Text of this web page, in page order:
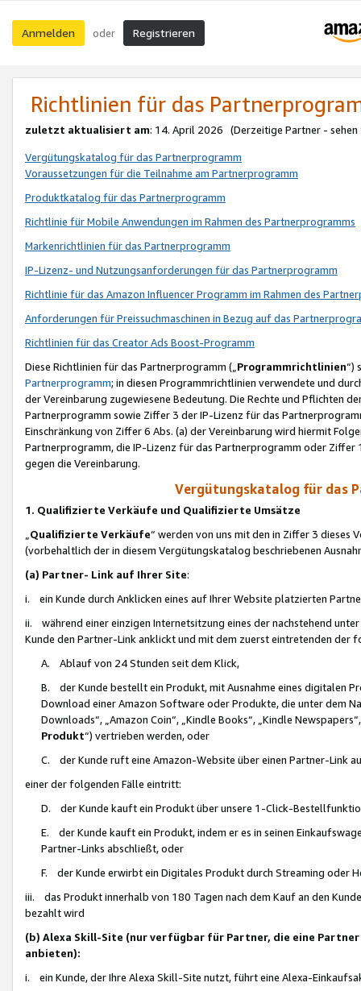
Anmelden oder Registrieren
Richtlinien für das
zuletzt aktualisiert am: 14. April 2026 (Derzeitige Partner - sehen
Vergütungskatalog für das Partnerprogramm
Voraussetzungen für die Teilnahme am Partnerprogramm
Produktkatalog für das Partnerprogramm
Richtlinie für Mobile Anwendungen im Rahmen des Partnerprogramms
Markenrichtlinien für das Partnerprogramm
IP-Lizenz- und Nutzungsanforderungen für das Partnerprogramm
Richtlinie für das Amazon Influencer Programm im Rahmen des
Anforderungen für Preissuchmaschinen in Bezug auf das
Richtlinien für das Creator Ads Boost-Programm
Diese Richtlinien für das Partnerprogramm („Programmrichtlinien“)
Partnerprogramm; in diesen Programmrichtlinien verwendete und
der Vereinbarung zugewiesene Bedeutung. Die Rechte und Pflichten
Partnerprogramm sowie Ziffer 3 der IP-Lizenz für das
Einschränkung von Ziffer 6 Abs. (a) der Vereinbarung wird hiermit
Partnerprogramm, die IP-Lizenz für das Partnerprogramm oder
gegen die Vereinbarung.
Vergütungskatalog für das
1. Qualifizierte Verkäufe und Qualifizierte Umsätze
Qualifizierte Verkäufe“ werden von uns mit den in Ziffer 3
(vorbehaltlich der in diesem Vergütungskatalog beschriebenen
(a) Partner- Link auf Ihrer Site:
i. ein Kunde durch Anklicken eines auf Ihrer Website platzierten
ii. während einer einzigen Internetsitzung eines der nachstehend
Kunde den Partner-Link anklickt und mit dem zuerst eintretenden der
A. Ablauf von 24 Stunden seit dem Klick,
B. der Kunde bestellt ein Produkt, mit Ausnahme eines digitalen
Download einer Amazon Software oder Produkte, die unter dem
Downloads“, „Amazon Coin“, „Kindle Books“, „Kindle
Produkt“) vertrieben werden, oder
C. der Kunde ruft eine Amazon-Website über einen Partner-Link
einer der folgenden Fälle eintritt:
D. der Kunde kauft ein Produkt über unsere 1-Click-
E. der Kunde kauft ein Produkt, indem er es in seinen
Partner-Links abschließt, oder
F. der Kunde erwirbt ein Digitales Produkt durch Streaming oder
iii. das Produkt innerhalb von 180 Tagen nach dem Kauf an den
bezahlt wird
(b) Alexa Skill-Site (nur verfügbar für Partner, die eine
anbieten):
i. ein Kunde, der Ihre Alexa Skill-Site nutzt, führt eine Alexa-